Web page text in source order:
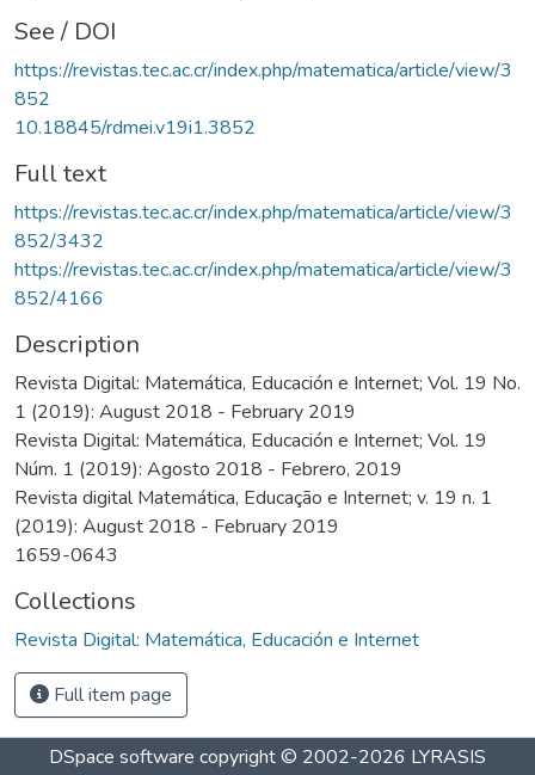
See / DOI
https://revistas.tec.ac.cr/index.php/matematica/article/view/3
852
10.18845/rdmei.v19i1.3852
Full text
https://revistas.tec.ac.cr/index.php/matematica/article/view/3
852/3432
https://revistas.tec.ac.cr/index.php/matematica/article/view/3
852/4166
Description
Revista Digital: Matemática, Educación e Internet; Vol. 19 No.
1 (2019): August 2018 - February 2019
Revista Digital: Matemática, Educación e Internet; Vol. 19
Núm. 1 (2019): Agosto 2018 - Febrero, 2019
Revista digital Matemática, Educação e Internet; v. 19 n. 1
(2019): August 2018 - February 2019
1659-0643
Collections
Revista Digital: Matemática, Educación e Internet
Full item page
DSpace software copyright © 2002-2026 LYRASIS